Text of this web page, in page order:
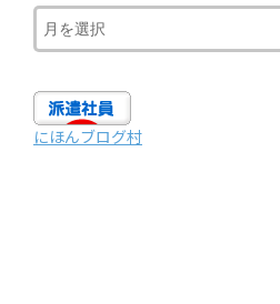
にほんブログ村